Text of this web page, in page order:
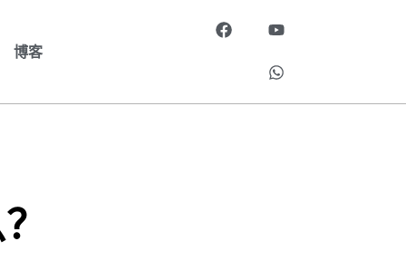
博客
F o
t
u
h
t
s